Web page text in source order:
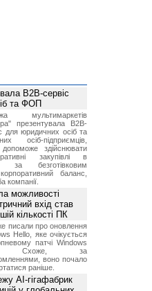
B2B-сервіс
та ФОП
мультимаркетів
презентувала B2B-
для юридичних осіб та
осіб-підприємців,
здійснювати
закупівлі в
за безготівковим
баланс,
компанії.
можливості
вхід став
кількості ПК
писали про оновлення
Hello, яке очікується
патчі Windows
Схоже, за
воно почало
раніше.
AI-гігафабрик